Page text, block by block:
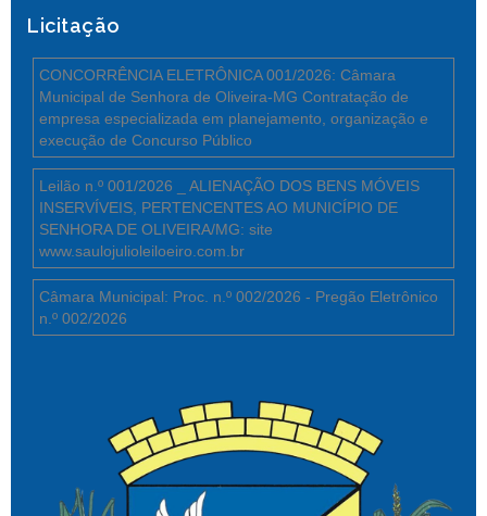
Licitação
CONCORRÊNCIA ELETRÔNICA 001/2026: Câmara
Municipal de Senhora de Oliveira-MG Contratação de
empresa especializada em planejamento, organização e
execução de Concurso Público
Leilão n.º 001/2026 _ ALIENAÇÃO DOS BENS MÓVEIS
INSERVÍVEIS, PERTENCENTES AO MUNICÍPIO DE
SENHORA DE OLIVEIRA/MG: site
www.saulojulioleiloeiro.com.br
Câmara Municipal: Proc. n.º 002/2026 - Pregão Eletrônico
n.º 002/2026